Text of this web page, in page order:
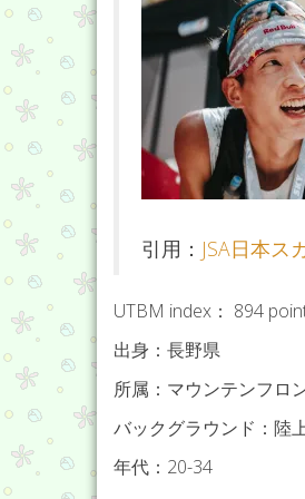
引用： JSA日本ス
UTBM index： 894
出身：長野県
所属：マウンテンフロ
バックグラウンド：陸
年代：20-34